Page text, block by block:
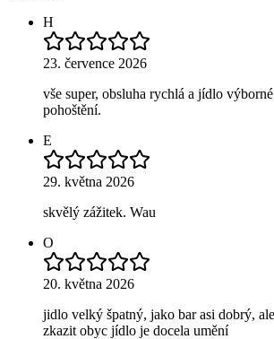
H
23. července 2026
vše super, obsluha rychlá a jídlo
pohoštění.
E
29. května 2026
skvělý zážitek. Wau
O
20. května 2026
jidlo velký špatný, jako bar asi dobrý,
zkazit obyc jídlo je docela umění